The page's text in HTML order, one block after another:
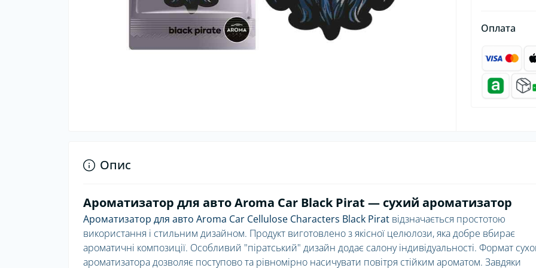
Оплата
Опис
Ароматизатор для авто Aroma Car Black Pirat — сухий ароматизатор
Ароматизатор для авто Aroma Car Cellulose Characters Black Pirat відзначається простотою
використання і стильним дизайном. Продукт виготовлено з якісної целюлози, яка добре вбирає
ароматичні композиції. Особливий "піратський" дизайн додає салону індивідуальності. Формат
ароматизатора дозволяє поступово та рівномірно насичувати повітря стійким ароматом. Завдяки